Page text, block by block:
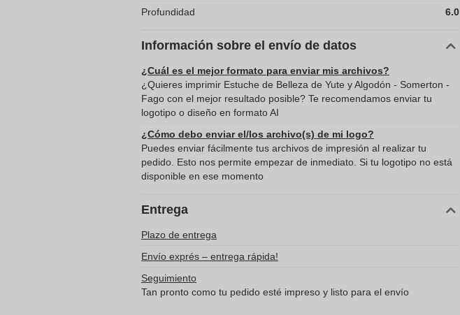
Profundidad
6.0
Información sobre el envío de datos
¿Cuál es el mejor formato para enviar mis archivos?
¿Quieres imprimir Estuche de Belleza de Yute y Algodón - Somerton -
Fago con el mejor resultado posible? Te recomendamos enviar tu
logotipo o diseño en formato AI
¿Cómo debo enviar el/los archivo(s) de mi logo?
Puedes enviar fácilmente tus archivos de impresión al realizar tu
pedido. Esto nos permite empezar de inmediato. Si tu logotipo no está
disponible en ese momento
Entrega
Plazo de entrega
Envío exprés – entrega rápida!
Seguimiento
Tan pronto como tu pedido esté impreso y listo para el envío